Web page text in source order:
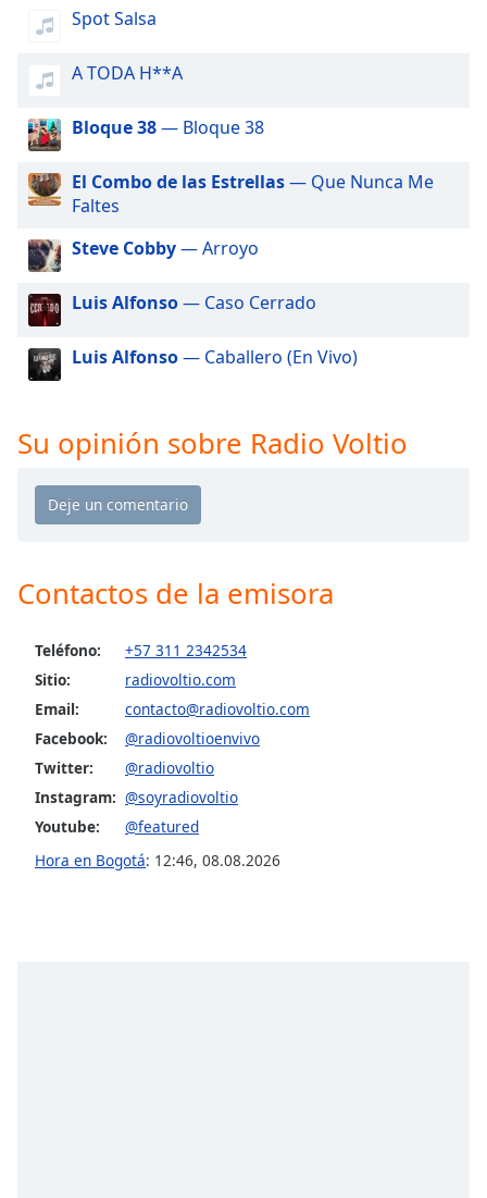
Picture
Fullscreen
modal
window.
Beginning
dialog
window.
Escape
cancel
and
window.
Color
Opacity
Background
Opacity
Caption
Background
Spot Salsa
A TODA H**A
Bloque 38— Bloque 38
El Combo de las Estrellas— Que Nunca Me
Faltes
Steve Cobby— Arroyo
Luis Alfonso— Caso Cerrado
Luis Alfonso— Caballero (En Vivo)
Su opinión sobre Radio Voltio
Contactos de la emisora
Teléfono:
+57 311 2342534
Sitio:
radiovoltio.com
Email:
contacto@radiovoltio.com
Facebook:
@radiovoltioenvivo
Twitter:
@radiovoltio
Instagram: @soyradiovoltio
Youtube:
@featured
Hora en Bogotá: 12:46, 08.08.2026